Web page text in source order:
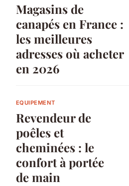
Magasins de
canapés en France :
les meilleures
adresses où acheter
en 2026
EQUIPEMENT
Revendeur de
poêles et
cheminées : le
confort à portée
de main